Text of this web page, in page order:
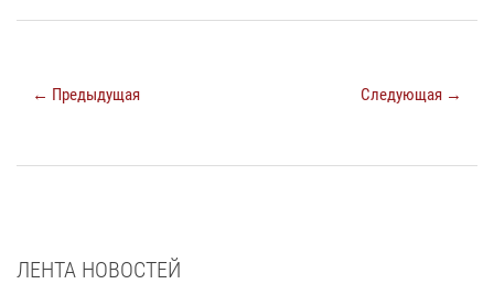
← Предыдущая Следующая →
ЛЕНТА НОВОСТЕЙ